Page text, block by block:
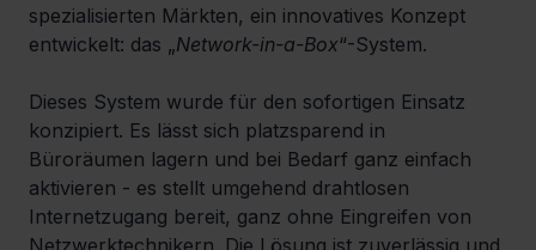
spezialisierten Märkten, ein innovatives Konzept
entwickelt: das „Network-in-a-Box“-System.
Dieses System wurde für den sofortigen Einsatz
konzipiert. Es lässt sich platzsparend in
Büroräumen lagern und bei Bedarf ganz einfach
aktivieren - es stellt umgehend drahtlosen
Internetzugang bereit, ganz ohne Eingreifen von
Netzwerktechnikern. Die Lösung ist zuverlässig und